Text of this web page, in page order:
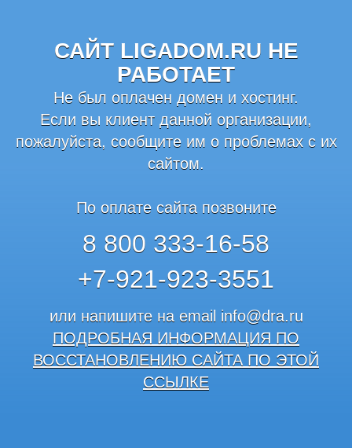
САЙТ LIGADOM.RU НЕ
РАБОТАЕТ
Не был оплачен домен и хостинг.
Если вы клиент данной организации,
пожалуйста, сообщите им о проблемах с их
сайтом.
По оплате сайта позвоните
8 800 333-16-58
+7-921-923-3551
или напишите на email info@dra.ru
ПОДРОБНАЯ ИНФОРМАЦИЯ ПО
ВОССТАНОВЛЕНИЮ САЙТА ПО ЭТОЙ
ССЫЛКЕ